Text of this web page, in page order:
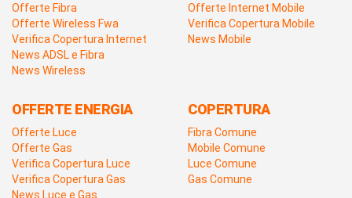
Offerte Fibra
Offerte Wireless Fwa
Verifica Copertura Internet
News ADSL e Fibra
News Wireless
Offerte Internet Mobile
Verifica Copertura Mobile
News Mobile
OFFERTE ENERGIA
Offerte Luce
Offerte Gas
Verifica Copertura Luce
Verifica Copertura Gas
News Luce e Gas
COPERTURA
Fibra Comune
Mobile Comune
Luce Comune
Gas Comune